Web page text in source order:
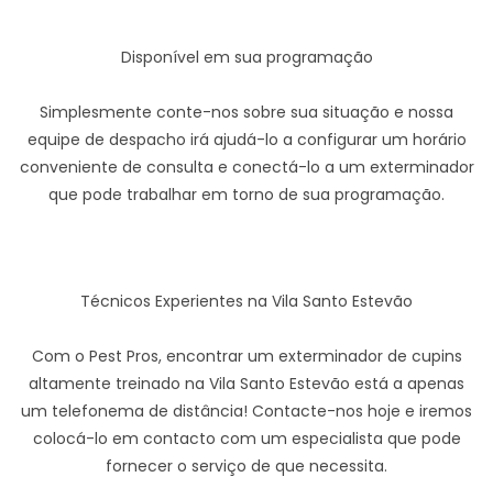
Disponível em sua programação
Simplesmente conte-nos sobre sua situação e nossa
equipe de despacho irá ajudá-lo a configurar um horário
conveniente de consulta e conectá-lo a um exterminador
que pode trabalhar em torno de sua programação.
Técnicos Experientes na Vila Santo Estevão
Com o Pest Pros, encontrar um exterminador de cupins
altamente treinado na Vila Santo Estevão está a apenas
um telefonema de distância! Contacte-nos hoje e iremos
colocá-lo em contacto com um especialista que pode
fornecer o serviço de que necessita.